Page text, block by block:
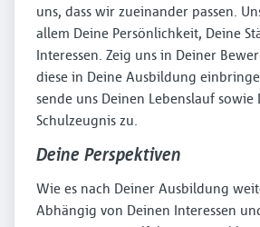
uns, dass wir zueinander passen.
allem Deine Persönlichkeit, Deine
Interessen. Zeig uns in Deiner
diese in Deine Ausbildung
sende uns Deinen Lebenslauf sowie
Schulzeugnis zu.
Deine Perspektiven
Wie es nach Deiner Ausbildung
Abhängig von Deinen Interessen